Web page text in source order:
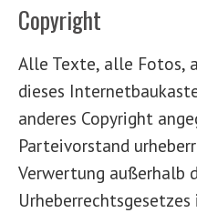
Copyright
Alle Texte, alle Fotos,
dieses
anderes Copyright
Parteivorstand
Verwertung außerhalb